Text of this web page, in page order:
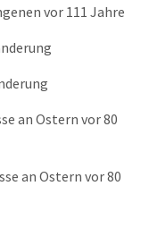
vor 111 Jahre
an Ostern vor 80
an Ostern vor 80